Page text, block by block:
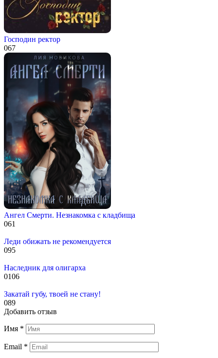
Господин ректор
067
Ангел Смерти. Незнакомка с кладбища
061
Леди обижать не рекомендуется
095
Наследник для олигарха
0106
Закатай губу, твоей не стану!
089
Добавить отзыв
Имя *
Email *